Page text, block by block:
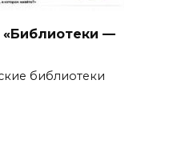
«Библиотеки —
библиотеки